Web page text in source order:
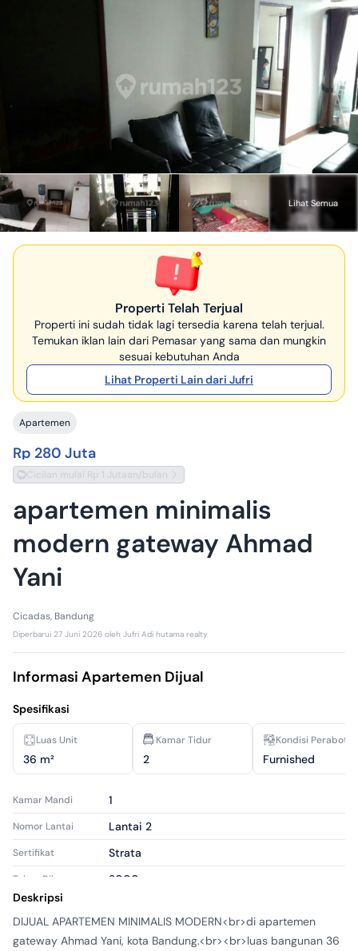
Lihat Semua
Properti Telah Terjual
Properti ini sudah tidak lagi tersedia karena telah terjual.
Temukan iklan lain dari Pemasar yang sama dan mungkin
sesuai kebutuhan Anda
Lihat Properti Lain dari Jufri
Apartemen
Rp 280 Juta
Cicilan mulai Rp 1 Jutaan/bulan
apartemen minimalis
modern gateway Ahmad
Yani
Cicadas, Bandung
Diperbarui 27 Juni 2026 oleh Jufri Adi hutama realty
Informasi Apartemen Dijual
Spesifikasi
Luas Unit
36 m²
Kamar Tidur
2
Kondisi Perabotan
Furnished
Kamar Mandi 1
Nomor Lantai Lantai 2
Sertifikat Strata
Tahun Dibangun 2000
Tipe Properti
Deskripsi
DIJUAL APARTEMEN MINIMALIS MODERN<br>di apartemen
gateway Ahmad Yani, kota Bandung.<br><br>luas bangunan 36